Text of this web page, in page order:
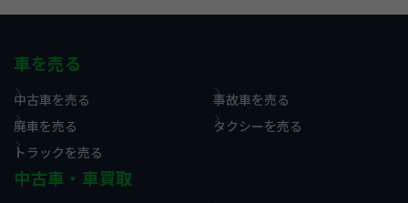
車を売る
中古車を売る
事故車を売る
廃車を売る
タクシーを売る
トラックを売る
中古車・車買取